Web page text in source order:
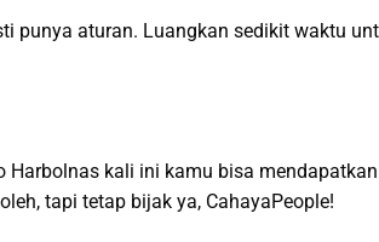
punya aturan. Luangkan sedikit waktu
Harbolnas kali ini kamu bisa
tapi tetap bijak ya, CahayaPeople!